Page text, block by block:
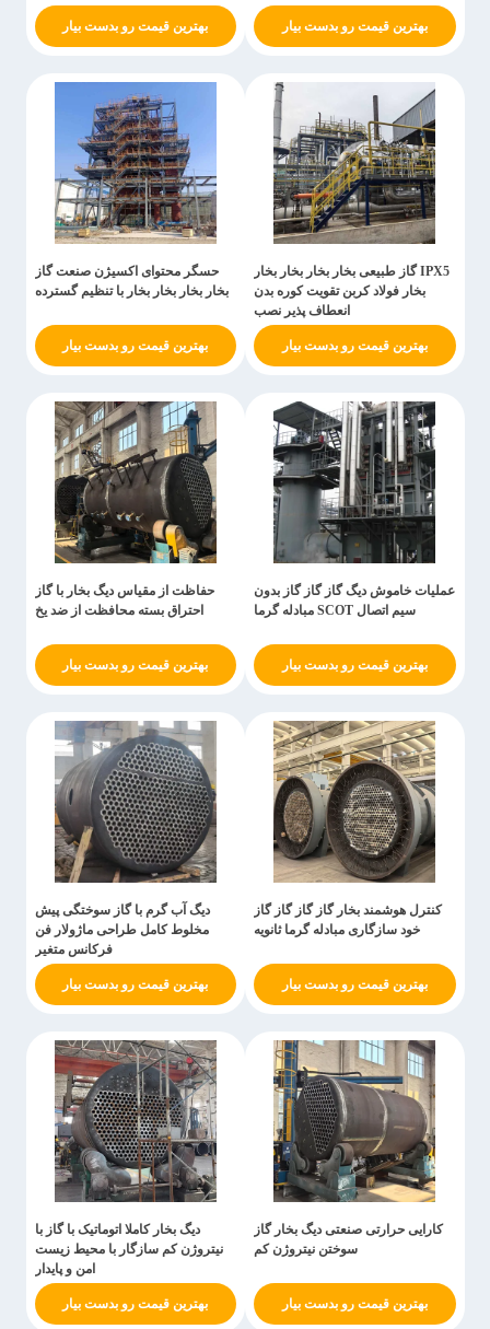
بهترین قیمت رو بدست بیار بهترین قیمت رو بدست بیار
IPX5 گاز طبیعی بخار بخار بخار بخار
بخار فولاد کربن تقویت کوره بدن
انعطاف پذیر نصب
بهترین قیمت رو بدست بیار
حسگر محتوای اکسیژن صنعت گاز
بخار بخار بخار بخار با تنظیم گسترده
بهترین قیمت رو بدست بیار
عملیات خاموش دیگ گاز گاز گاز بدون
سیم اتصال SCOT مبادله گرما
بهترین قیمت رو بدست بیار
حفاظت از مقیاس دیگ بخار با گاز
احتراق بسته محافظت از ضد یخ
بهترین قیمت رو بدست بیار
کنترل هوشمند بخار گاز گاز گاز گاز
خود سازگاری مبادله گرما ثانویه
بهترین قیمت رو بدست بیار
دیگ آب گرم با گاز سوختگی پیش
مخلوط کامل طراحی ماژولار فن
فرکانس متغیر
بهترین قیمت رو بدست بیار
کارایی حرارتی صنعتی دیگ بخار گاز
سوختن نیتروژن کم
بهترین قیمت رو بدست بیار
دیگ بخار کاملا اتوماتیک با گاز با
نیتروژن کم سازگار با محیط زیست
امن و پایدار
بهترین قیمت رو بدست بیار